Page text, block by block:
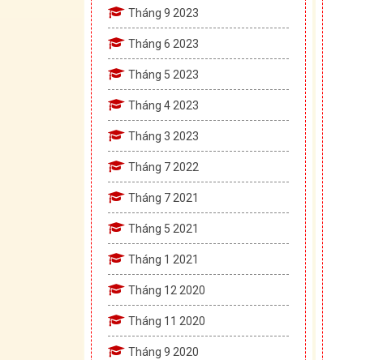
Tháng 9 2023
Tháng 6 2023
Tháng 5 2023
Tháng 4 2023
Tháng 3 2023
Tháng 7 2022
Tháng 7 2021
Tháng 5 2021
Tháng 1 2021
Tháng 12 2020
Tháng 11 2020
Tháng 9 2020